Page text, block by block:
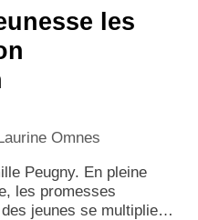
les
Omnes
Peugny. En pleine
les promesses
jeunes se multiplient